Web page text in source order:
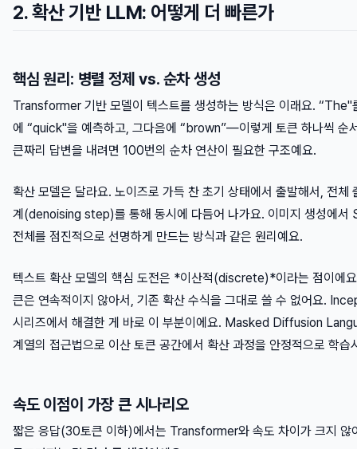
2. 확산 기반 LLM: 어떻게 더 빠른가
핵심 원리: 병렬 정제 vs. 순차 생성
Transformer 기반 모델이 텍스트를 생성하는 방식은 이래요. “The"
에 “quick"을 예측하고, 그다음에 “brown”—이렇게 토큰 하나씩 순
큰짜리 답변을 내려면 100번의 순차 연산이 필요한 구조예요.
확산 모델은 달라요. 노이즈로 가득 찬 초기 상태에서 출발해서, 전체
계(denoising step)를 통해 동시에 다듬어 나가요. 이미지 생성에
전체를 점진적으로 선명하게 만드는 방식과 같은 원리예요.
텍스트 확산 모델의 핵심 도전은 *이산적(discrete)*이라는 점이에
큰은 연속적이지 않아서, 기존 확산 수식을 그대로 쓸 수 없어요.
시리즈에서 해결한 게 바로 이 부분이에요. Masked Diffusion
계열의 접근법으로 이산 토큰 공간에서 확산 과정을 안정적으로 학습
속도 이점이 가장 큰 시나리오
짧은 응답(30토큰 이하)에서는 Transformer와 속도 차이가 크지 않